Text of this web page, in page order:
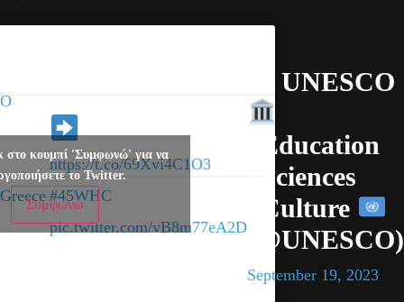
https://t.co/69Xvi4C1O3
#45WHC
pic.twitter.com/vB8m77eA2D
— UNESCO
#Education
#Sciences
#Culture
(@UNESCO)
September 19, 2023
στο κουμπί 'Συμφωνώ' για να
το Twitter.
Συμφωνώ